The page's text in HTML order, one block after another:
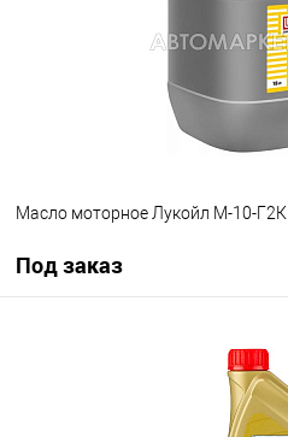
Масло моторное Лукойл М-10-Г2К
Под заказ